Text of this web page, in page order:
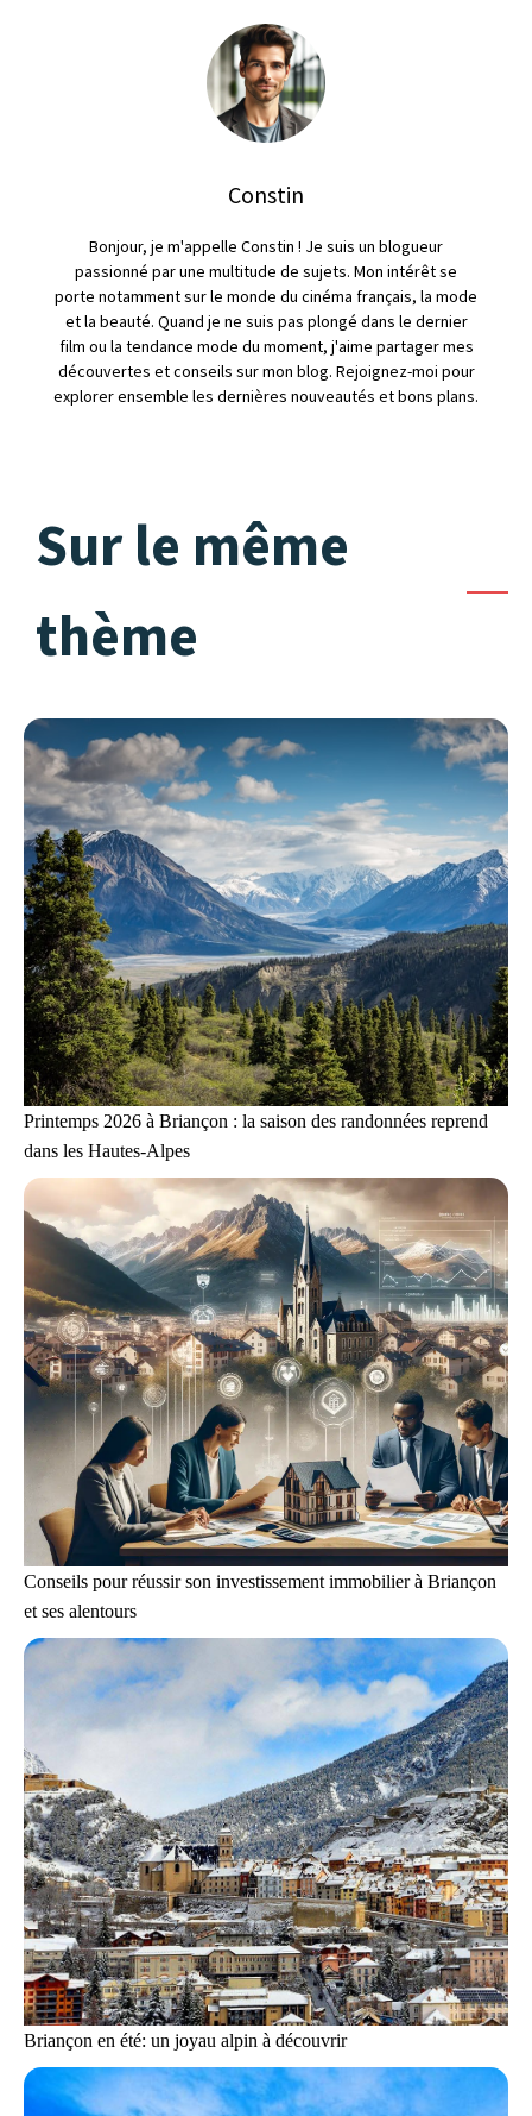
Constin
Bonjour, je m'appelle Constin ! Je suis un blogueur
passionné par une multitude de sujets. Mon intérêt se
porte notamment sur le monde du cinéma français, la mode
et la beauté. Quand je ne suis pas plongé dans le dernier
film ou la tendance mode du moment, j'aime partager mes
découvertes et conseils sur mon blog. Rejoignez-moi pour
explorer ensemble les dernières nouveautés et bons plans.
Sur le même
thème
Printemps 2026 à Briançon : la saison des randonnées reprend
dans les Hautes-Alpes
Conseils pour réussir son investissement immobilier à Briançon
et ses alentours
Briançon en été: un joyau alpin à découvrir